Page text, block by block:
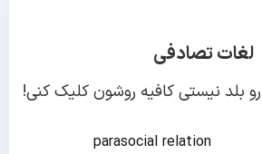
لغات تصادفی
بلد نیستی کافیه روشون کلیک کنی!
parasocial relation